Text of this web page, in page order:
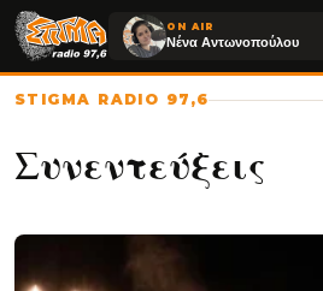
ON AIR
Νένα Αντωνοπούλου
STIGMA RADIO 97,6
Συνεντεύξεις